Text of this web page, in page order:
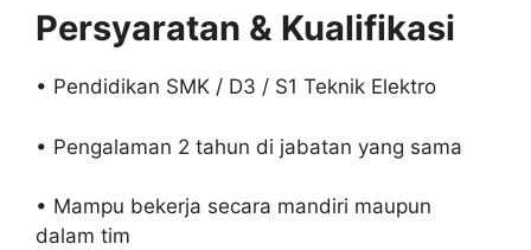
Persyaratan & Kualifikasi
• Pendidikan SMK / D3 / S1 Teknik Elektro
• Pengalaman 2 tahun di jabatan yang sama
• Mampu bekerja secara mandiri maupun
dalam tim